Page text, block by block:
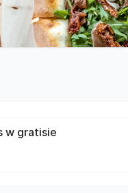
w gratisie